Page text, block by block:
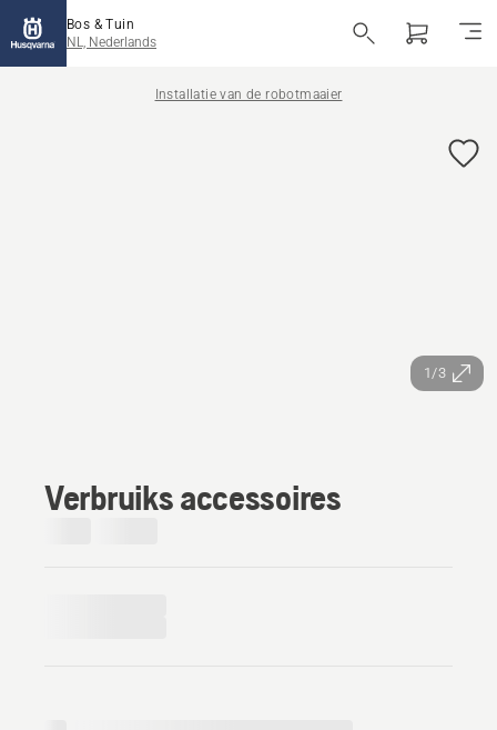
Bos & Tuin
NL, Nederlands
Installatie van de robotmaaier
1/3
Verbruiks accessoires